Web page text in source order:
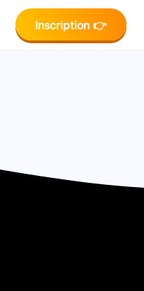
Inscription 👉